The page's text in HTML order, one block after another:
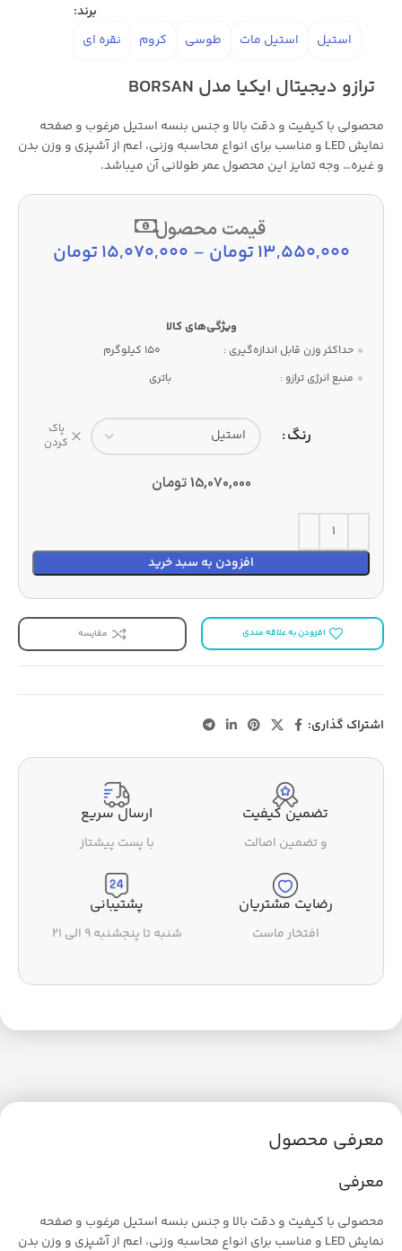
برند:
استیل
استیل مات طوسی کروم نقره ای
ترازو دیجیتال ایکیا مدل BORSAN
محصولی با کیفیت و دقت بالا و جنس بنسه استیل مرغوب و صفحه
نمایش LED و مناسب برای انواع محاسبه وزنی، اعم از آشپزی و وزن بدن
و غیره… وجه تمایز این محصول عمر طولانی آن میباشد.
قیمت محصول
13,550,000تومان –
15,070,000تومان
حداکثر وزن قابل اندازه‌گیری :
150 کیلوگرم
منبع انرژی ترازو :
باتری
رنگ
پاک
کردن
15,070,000تومان
افزودن به سبد خرید
افزودن به علاقه مندی مقایسه
اشتراک گذاری:
تضمین کیفیت
و تضمین اصالت
ارسال سریع
با پست پیشتاز
رضایت مشتریان
افتخار ماست
پشتیبانی
شنبه تا پنجشنبه ۹ الی ۲۱
معرفی محصول
معرفی
محصولی با کیفیت و دقت بالا و جنس بنسه استیل مرغوب و صفحه
نمایش LED و مناسب برای انواع محاسبه وزنی، اعم از آشپزی و وزن بدن